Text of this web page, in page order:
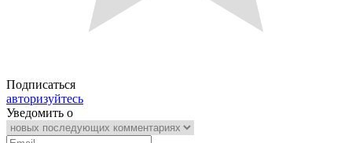
Подписаться
авторизуйтесь
Уведомить о